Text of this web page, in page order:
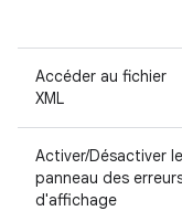
Accéder au fichier
XML
Activer/Désactiver le
panneau des
d'affichage